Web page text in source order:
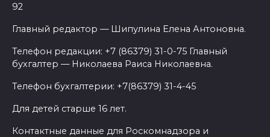
92
Главный редактор — Шипулина Елена Антоновна.
Телефон редакции: +7 (86379) 31-0-75 Главный
бухгалтер — Николаева Раиса Николаевна.
Телефон бухгалтерии: +7(86379) 31-4-45
Для детей старше 16 лет.
Контактные данные для Роскомнадзора и